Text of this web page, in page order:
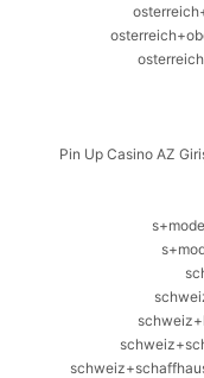
Pin Up Casino AZ